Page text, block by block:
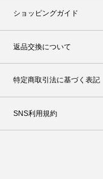
ショッピングガイド
返品交換について
特定商取引法に基づく表記
SNS利用規約